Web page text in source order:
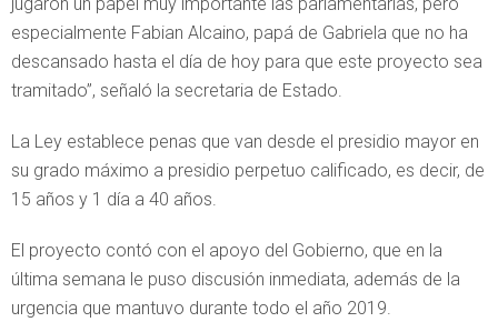
especialmente Fabian Alcaino, papá de Gabriela que no ha
descansado hasta el día de hoy para que este proyecto sea
tramitado”, señaló la secretaria de Estado.
La Ley establece penas que van desde el presidio mayor en
su grado máximo a presidio perpetuo calificado, es decir, de
15 años y 1 día a 40 años.
El proyecto contó con el apoyo del Gobierno, que en la
última semana le puso discusión inmediata, además de la
urgencia que mantuvo durante todo el año 2019.